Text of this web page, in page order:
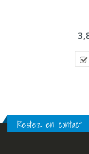
Restez en contact